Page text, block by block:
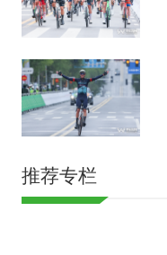
推荐专栏